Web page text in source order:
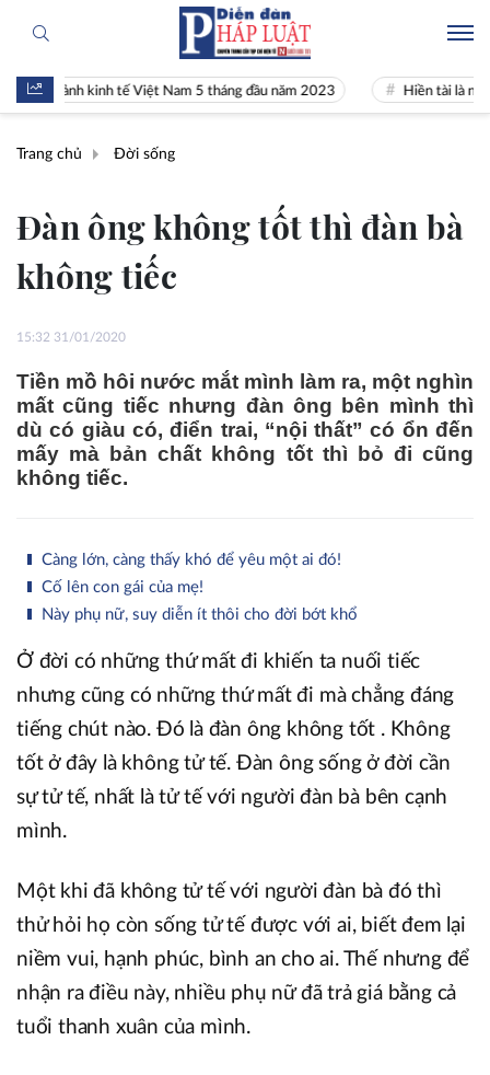
kinh tế Việt Nam 5 tháng đầu năm 2023 Hiền tài là nguyên khí
Trang chủ Đời sống
Đàn ông không tốt thì đàn bà
không tiếc
15:32 31/01/2020
Tiền mồ hôi nước mắt mình làm ra, một nghìn
mất cũng tiếc nhưng đàn ông bên mình thì
dù có giàu có, điển trai, “nội thất” có ổn đến
mấy mà bản chất không tốt thì bỏ đi cũng
không tiếc.
Càng lớn, càng thấy khó để yêu một ai đó!
Cố lên con gái của mẹ!
Này phụ nữ, suy diễn ít thôi cho đời bớt khổ
Ở đời có những thứ mất đi khiến ta nuối tiếc
nhưng cũng có những thứ mất đi mà chẳng đáng
tiếng chút nào. Đó là đàn ông không tốt . Không
tốt ở đây là không tử tế. Đàn ông sống ở đời cần
sự tử tế, nhất là tử tế với người đàn bà bên cạnh
mình.
Một khi đã không tử tế với người đàn bà đó thì
thử hỏi họ còn sống tử tế được với ai, biết đem lại
niềm vui, hạnh phúc, bình an cho ai. Thế nhưng để
nhận ra điều này, nhiều phụ nữ đã trả giá bằng cả
tuổi thanh xuân của mình.